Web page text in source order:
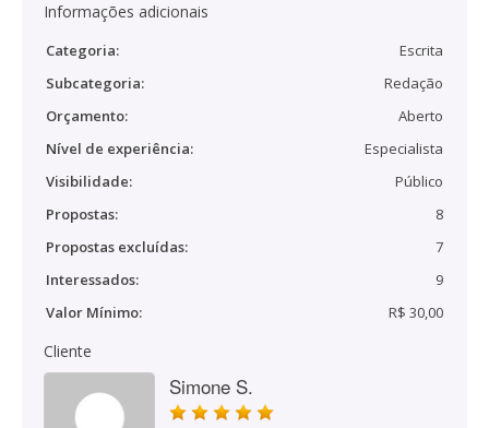
Informações adicionais
Categoria:
Escrita
Subcategoria:
Redação
Orçamento:
Aberto
Nível de experiência:
Especialista
Visibilidade:
Público
Propostas:
8
Propostas excluídas:
7
Interessados:
9
Valor Mínimo:
R$ 30,00
Cliente
Simone S.